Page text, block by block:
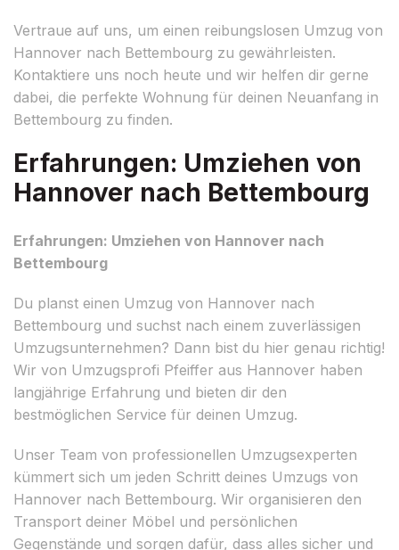
Vertraue auf uns, um einen reibungslosen Umzug von
Hannover nach Bettembourg zu gewährleisten.
Kontaktiere uns noch heute und wir helfen dir gerne
dabei, die perfekte Wohnung für deinen Neuanfang in
Bettembourg zu finden.
Erfahrungen: Umziehen von
Hannover nach Bettembourg
Erfahrungen: Umziehen von Hannover nach
Bettembourg
Du planst einen Umzug von Hannover nach
Bettembourg und suchst nach einem zuverlässigen
Umzugsunternehmen? Dann bist du hier genau richtig!
Wir von Umzugsprofi Pfeiffer aus Hannover haben
langjährige Erfahrung und bieten dir den
bestmöglichen Service für deinen Umzug.
Unser Team von professionellen Umzugsexperten
kümmert sich um jeden Schritt deines Umzugs von
Hannover nach Bettembourg. Wir organisieren den
Transport deiner Möbel und persönlichen
Gegenstände und sorgen dafür, dass alles sicher und